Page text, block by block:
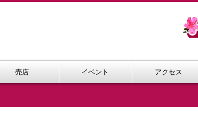
売店 イベント アクセス